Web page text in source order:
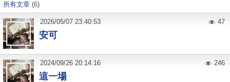
所有文章 (6)
安可
2026/05/07 23:40:53 47
這一場
2024/09/26 20:14:16 246